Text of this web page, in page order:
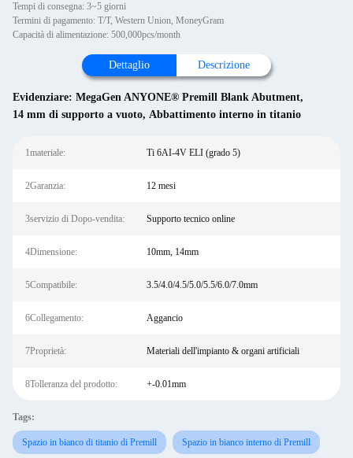
Tempi di consegna: 3~5 giorni
Termini di pagamento: T/T, Western Union, MoneyGram
Capacità di alimentazione: 500,000pcs/month
Dettaglio Descrizione
Evidenziare: MegaGen ANYONE® Premill Blank Abutment,
14 mm di supporto a vuoto, Abbattimento interno in titanio
1materiale: Ti 6AI-4V ELI (grado 5)
2Garanzia: 12 mesi
3servizio di Dopo-vendita: Supporto tecnico online
4Dimensione: 10mm, 14mm
5Compatibile: 3.5/4.0/4.5/5.0/5.5/6.0/7.0mm
6Collegamento: Aggancio
7Proprietà: Materiali dell'impianto & organi artificiali
8Tolleranza del prodotto: +-0.01mm
Tags:
Spazio in bianco di titanio di Premill Spazio in bianco interno di Premill